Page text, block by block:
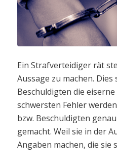
Ein Strafverteidiger rät
Aussage zu machen.
Beschuldigten die eiserne
schwersten Fehler
bzw. Beschuldigten
gemacht. Weil sie in der
Angaben machen, die sie